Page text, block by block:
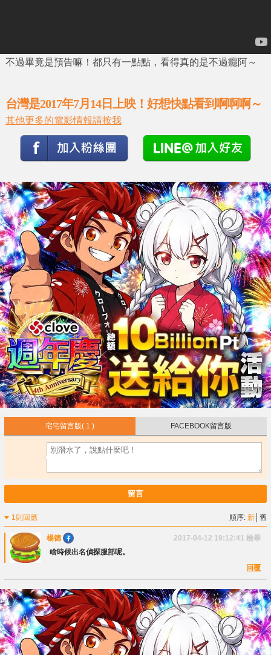
不過畢竟是預告嘛！都只有一點點，看得真的是不過癮阿～
台灣是2017年7月14日上映！好想快點看到啊啊啊～
其他更多的電影情報請按我
宅宅留言版( 1 ) FACEBOOK留言版
留言
1則回應 順序:新 │舊
楊德 2017-04-12 19:12:41 檢舉
啥時候出名偵探服部呢。
回覆